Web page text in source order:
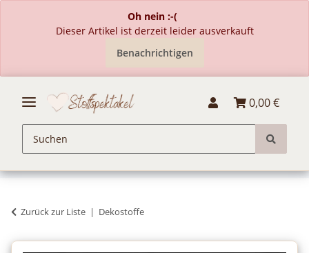
Oh nein :-(
Dieser Artikel ist derzeit leider ausverkauft
Benachrichtigen
0,00 €
Zurück zur Liste Dekostoffe